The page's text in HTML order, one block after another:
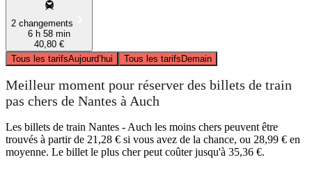
2 changements
6 h 58 min
40,80 €
Tous les tarifsAujourd’hui Tous les tarifsDemain
Meilleur moment pour réserver des billets de train
pas chers de Nantes à Auch
Les billets de train Nantes - Auch les moins chers peuvent être
trouvés à partir de 21,28 € si vous avez de la chance, ou 28,99 € en
moyenne. Le billet le plus cher peut coûter jusqu'à 35,36 €.